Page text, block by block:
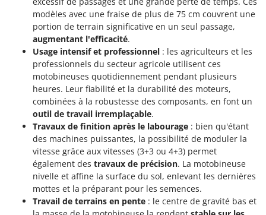
modèles avec une fraise de plus de 75 cm couvrent une
portion de terrain significative en un seul passage,
augmentant l'efficacité.
Usage intensif et professionnel : les agriculteurs et les
professionnels du secteur agricole utilisent ces
motobineuses quotidiennement pendant plusieurs
heures. Leur fiabilité et la durabilité des moteurs,
combinées à la robustesse des composants, en font un
outil de travail irremplaçable.
Travaux de finition après le labourage : bien qu'étant
des machines puissantes, la possibilité de moduler la
vitesse grâce aux vitesses (3+3 ou 4+3) permet
également des travaux de précision. La motobineuse
nivelle et affine la surface du sol, enlevant les dernières
mottes et la préparant pour les semences.
Travail de terrains en pente : le centre de gravité bas et